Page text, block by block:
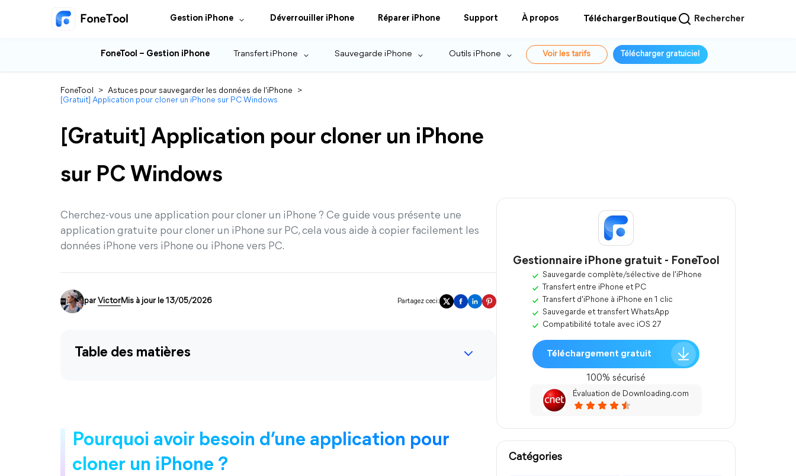
Gestion iPhone Déverrouiller iPhone Réparer iPhone Support À propos Télécharger Boutique Rechercher
FoneTool – Gestion iPhone Transfert iPhone Sauvegarde iPhone Outils iPhone Voir les tarifs Télécharger gratuiciel
FoneTool > Astuces pour sauvegarder les données de l'iPhone
>
[Gratuit] Application pour cloner un iPhone sur PC Windows
[Gratuit] Application pour cloner un iPhone
sur PC Windows
Cherchez-vous une application pour cloner un iPhone ? Ce guide vous présente une
application gratuite pour cloner un iPhone sur PC, cela vous aide à copier facilement les
données iPhone vers iPhone ou iPhone vers PC.
par VictorMis à jour le 13/05/2026 Partagez ceci:
Table des matières
Pourquoi avoir besoin d’une application pour
cloner un iPhone ?
Gestionnaire iPhone gratuit - FoneTool
Sauvegarde complète/sélective de l'iPhone
Transfert entre iPhone et PC
Transfert d'iPhone à iPhone en 1 clic
Sauvegarde et transfert WhatsApp
Compatibilité totale avec iOS 27
Téléchargement gratuit
100% sécurisé
Évaluation de Downloading.com
Catégories